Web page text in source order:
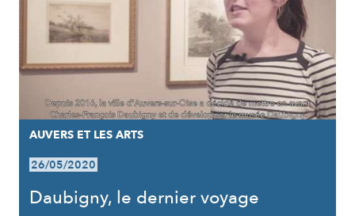
AUVERS ET LES ARTS
26/05/2020
Daubigny, le dernier voyage